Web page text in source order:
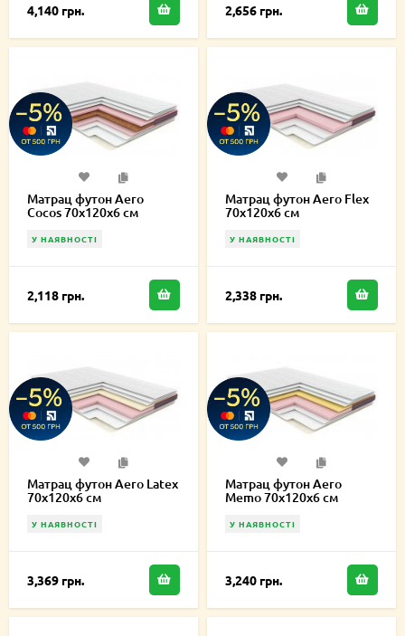
4,140 грн. 2,656 грн.
Матрац футон Aero
Cocos 70х120х6 см
У НАЯВНОСТІ
2,118 грн.
Матрац футон Aero Flex
70х120х6 см
У НАЯВНОСТІ
2,338 грн.
Матрац футон Aero Latex
70х120х6 см
У НАЯВНОСТІ
3,369 грн.
Матрац футон Aero
Memo 70х120х6 см
У НАЯВНОСТІ
3,240 грн.